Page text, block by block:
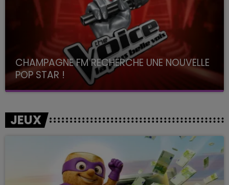
CHAMPAGNE FM RECHERCHE UNE NOUVELLE
POP STAR !
Toute la journée sur Champagne FM
JEUX